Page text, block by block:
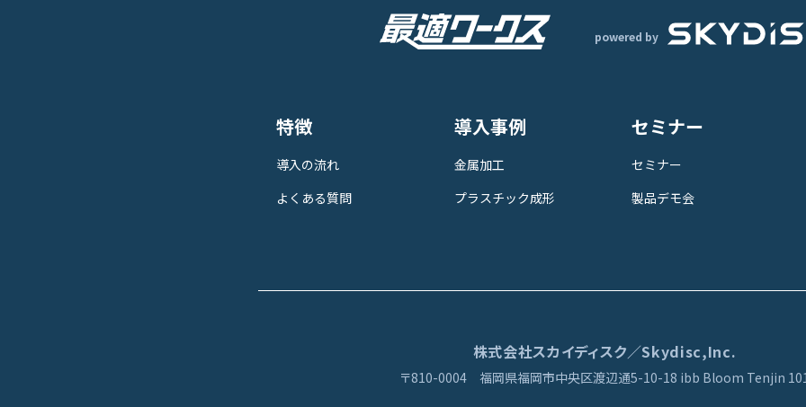
powered by
特徴
導入の流れ
よくある質問
導入事例
金属加工
プラスチック成形
セミナー
セミナー
製品デモ会
株式会社スカイディスク／Skydisc,Inc.
〒810-0004 福岡県福岡市中央区渡辺通5-10-18 ibb Bloom Tenjin